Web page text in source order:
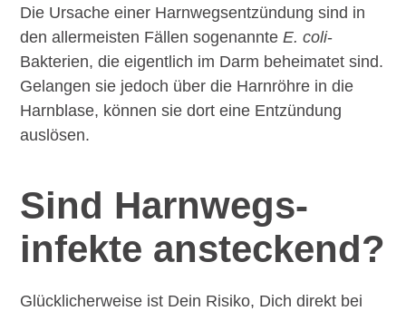
Die Ursache einer Harnwegsentzündung sind in
den allermeisten Fällen sogenannteE. coli-
Bakterien, die eigentlich im Darm beheimatet sind.
Gelangen sie jedoch über die Harnröhre in die
Harnblase, können sie dort eine Entzündung
auslösen.
Sind Harnwegs­
infekte ansteckend?
Glücklicherweise ist Dein Risiko, Dich direkt bei